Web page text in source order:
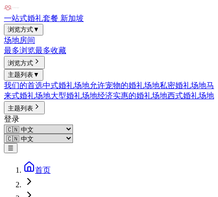
一站式婚礼套餐 新加坡
浏览方式▼
场地房间
最多浏览最多收藏
浏览方式
主题列表▼
我们的首选中式婚礼场地允许宠物的婚礼场地私密婚礼场地马
来式婚礼场地大型婚礼场地经济实惠的婚礼场地西式婚礼场地
主题列表
登录
☰
首页